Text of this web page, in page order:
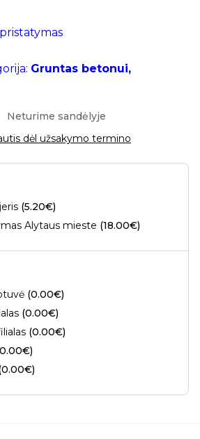
Gruntas betonui,
Neturime sandėlyje
dėl užsakymo termino
(5.20€)
Alytaus mieste (18.00€)
(0.00€)
(0.00€)
(0.00€)